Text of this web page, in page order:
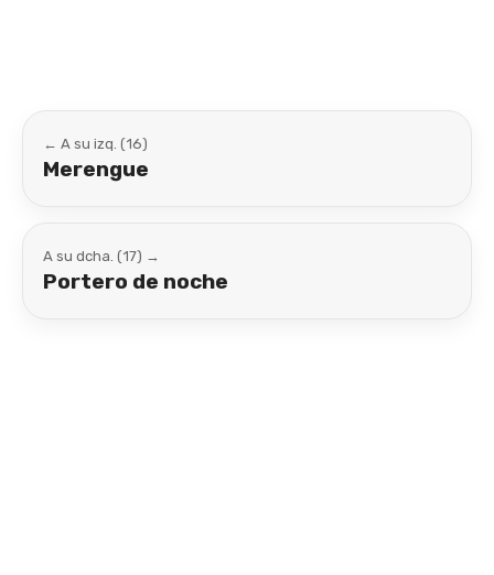
← A su izq. (16)
Merengue
A su dcha. (17) →
Portero de noche